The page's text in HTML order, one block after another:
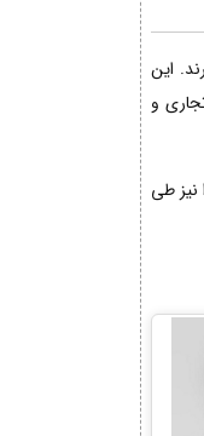
این
و
نیز طی